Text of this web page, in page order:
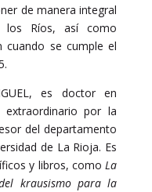
de manera integral
los Ríos, así como
cuando se cumple el
es doctor en
por la
del departamento
de La Rioja. Es
y libros, comoLa
krausismo para la